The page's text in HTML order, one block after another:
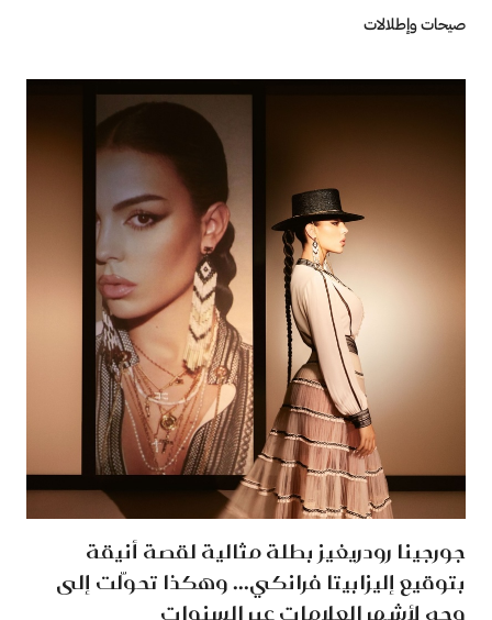
صيحات وإطلالات
جورجينا رودريغيز بطلة مثالية لقصة أنيقة
بتوقيع إليزابيتا فرانكي... وهكذا تحوّلت إلى